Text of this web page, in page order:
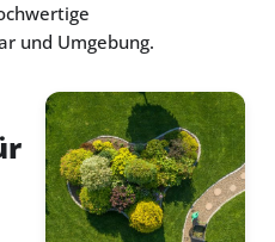
und Umgebung.